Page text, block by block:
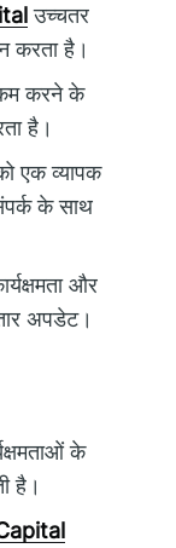
उच्चतर
करता है।
करने के
है।
एक व्यापक
के साथ
और
अपडेट।
के
है।